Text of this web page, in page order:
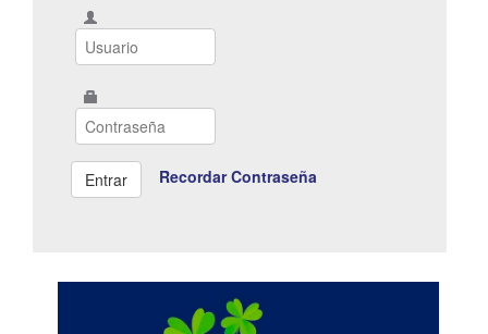
Recordar Contraseña